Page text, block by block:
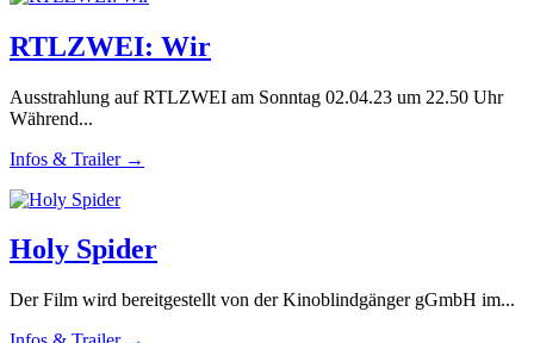
RTLZWEI: Wir
Ausstrahlung auf RTLZWEI am Sonntag 02.04.23 um 22.50 Uhr
Während...
Infos & Trailer →
Holy Spider
Der Film wird bereitgestellt von der Kinoblindgänger gGmbH im...